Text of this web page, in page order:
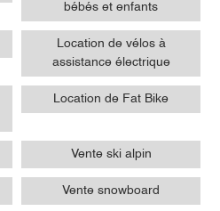
bébés et enfants
Location de vélos à
assistance électrique
Location de Fat Bike
Vente ski alpin
Vente snowboard